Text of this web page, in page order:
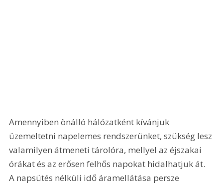
Amennyiben önálló hálózatként kívánjuk
üzemeltetni napelemes rendszerünket, szükség lesz
valamilyen átmeneti tárolóra, mellyel az éjszakai
órákat és az erősen felhős napokat hidalhatjuk át.
A napsütés nélküli idő áramellátása persze